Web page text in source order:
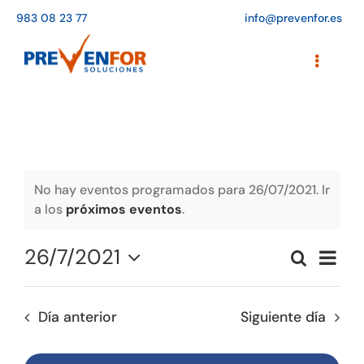
contenido
983 08 23 77 info@prevenfor.es
Toggle
Agenda de cursos
Adaptación a la LOPD
No hay eventos programados para 26/07/2021. Ir
a los próximos eventos.
Buscar
vistas
de
Día
26/7/2021
Seleccionar
Día anterior Siguiente día